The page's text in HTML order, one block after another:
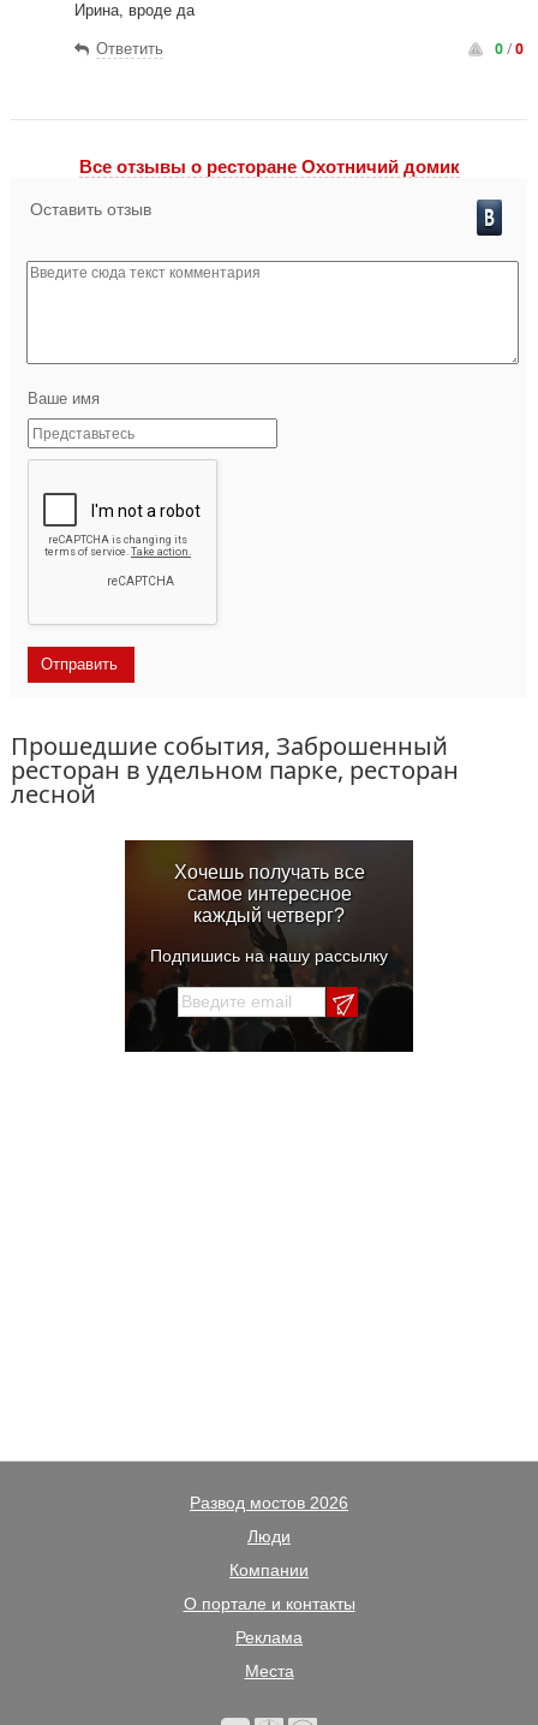
Ирина, вроде да
Ответить 0/0
Все отзывы o ресторане Охотничий домик
Оставить отзыв
Ваше имя
Прошедшие события, Заброшенный
ресторан в удельном парке, ресторан
лесной
Хочешь получать все
самое интересное
каждый четверг?
Подпишись на нашу рассылку
Развод мостов 2026
Люди
Компании
О портале и контакты
Реклама
Места